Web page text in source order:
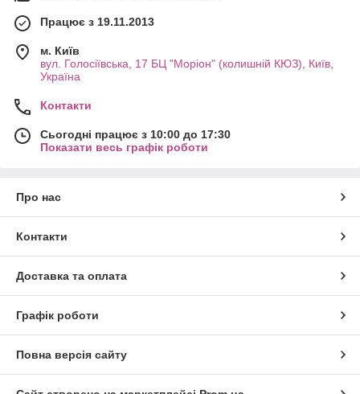
Працює з 19.11.2013
м. Київ
вул. Голосіївська, 17 БЦ "Моріон" (колишній КЮЗ), Київ,
Україна
Контакти
Сьогодні працює з 10:00 до 17:30
Показати весь графік роботи
Про нас
Контакти
Доставка та оплата
Графік роботи
Повна версія сайту